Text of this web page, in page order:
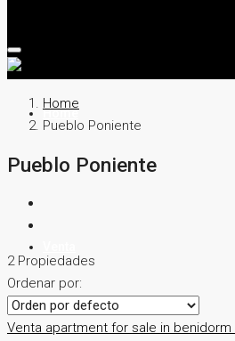
Home
Home
Pueblo Poniente
Pueblo Poniente
2 Propiedades
Ordenar por:
Venta apartment for sale in benidorm